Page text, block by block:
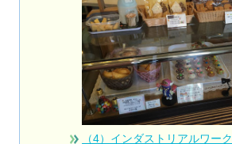
（4）インダストリアルワーク